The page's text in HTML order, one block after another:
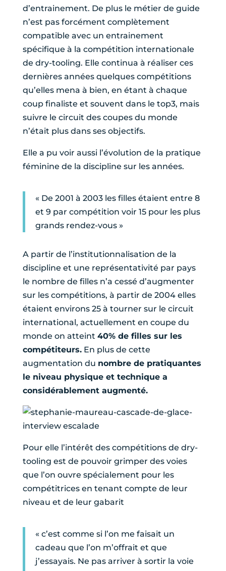
d’entrainement. De plus le métier de guide
n’est pas forcément complètement
compatible avec un entrainement
spécifique à la compétition internationale
de dry-tooling. Elle continua à réaliser ces
dernières années quelques compétitions
qu’elles mena à bien, en étant à chaque
coup finaliste et souvent dans le top3, mais
suivre le circuit des coupes du monde
n’était plus dans ses objectifs.
Elle a pu voir aussi l’évolution de la pratique
féminine de la discipline sur les années.
« De 2001 à 2003 les filles étaient entre 8
et 9 par compétition voir 15 pour les plus
grands rendez-vous »
A partir de l’institutionnalisation de la
discipline et une représentativité par pays
le nombre de filles n’a cessé d’augmenter
sur les compétitions, à partir de 2004 elles
étaient environs 25 à tourner sur le circuit
international, actuellement en coupe du
monde on atteint 40% de filles sur les
compétiteurs.En plus de cette
augmentation du nombre de pratiquantes
le niveau physique et technique a
considérablement augmenté.
Pour elle l’intérêt des compétitions de dry-
tooling est de pouvoir grimper des voies
que l’on ouvre spécialement pour les
compétitrices en tenant compte de leur
niveau et de leur gabarit
« c’est comme si l’on me faisait un
cadeau que l’on m’offrait et que
j’essayais. Ne pas arriver à sortir la voie